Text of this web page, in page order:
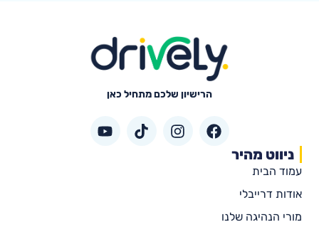
הרישיון שלכם מתחיל כאן
ניווט מהיר
עמוד הבית
אודות דרייבלי
מורי הנהיגה שלנו